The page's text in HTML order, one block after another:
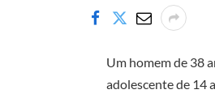
Um homem de 38
adolescente de 14